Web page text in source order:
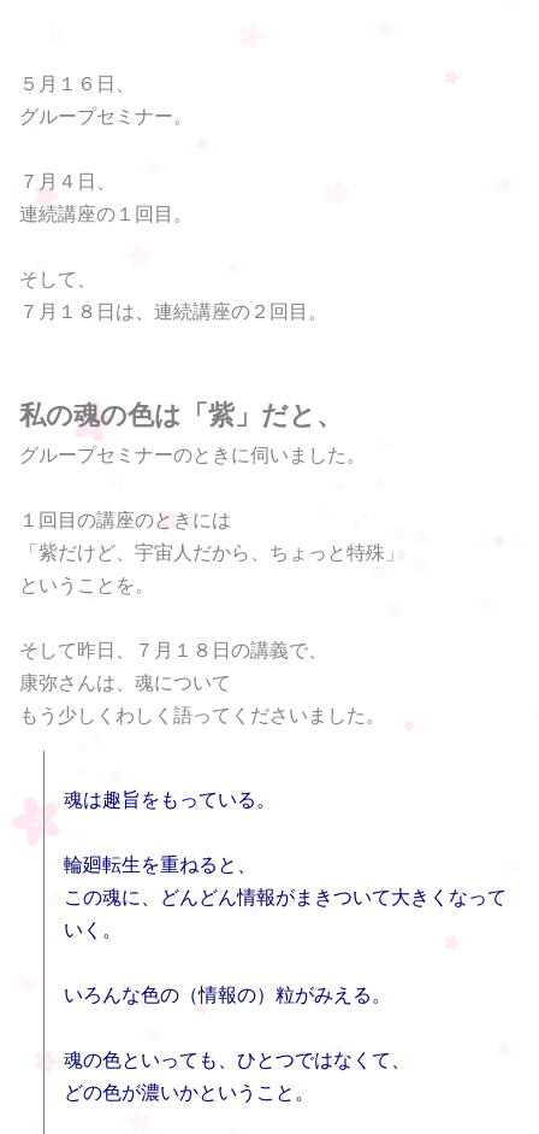
５月１６日、
グループセミナー。
７月４日、
連続講座の１回目。
そして、
７月１８日は、連続講座の２回目。
私の魂の色は「紫」だと、
グループセミナーのときに伺いました。
１回目の講座のときには
「紫だけど、宇宙人だから、ちょっと特殊」
ということを。
そして昨日、７月１８日の講義で、
康弥さんは、魂について
もう少しくわしく語ってくださいました。
魂は趣旨をもっている。
輪廻転生を重ねると、
この魂に、どんどん情報がまきついて大きくなって
いく。
いろんな色の（情報の）粒がみえる。
魂の色といっても、ひとつではなくて、
どの色が濃いかということ。